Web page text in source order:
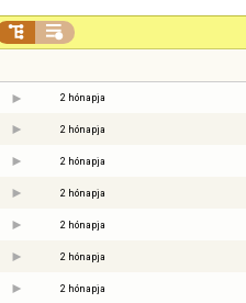
 
2 hónapja
2 hónapja
2 hónapja
2 hónapja
2 hónapja
2 hónapja
2 hónapja